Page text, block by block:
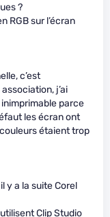
?
RGB sur l’écran
c’est
j’ai
parce
les écran ont
étaient trop
y a la suite Corel
Clip Studio